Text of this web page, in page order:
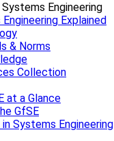
Engineering
Explained
& Norms
Collection
at a Glance
GfSE
Systems Engineering